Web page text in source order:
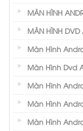
MÀN HÌNH
MÀN HÌNH DVD
Màn Hình
Màn Hình Dvd
Màn Hình
Màn Hình
Màn Hình